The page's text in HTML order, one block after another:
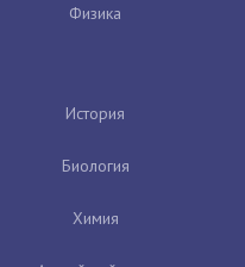
Физика
История
Биология
Химия